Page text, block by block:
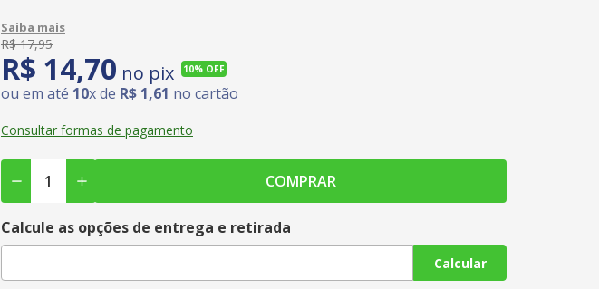
R$ 17,95
R$ 14,70 no pix 10% OFF
ou em até 10x de R$ 1,61 no cartão
Consultar formas de pagamento
COMPRAR
Calcule as opções de entrega e retirada
Calcular